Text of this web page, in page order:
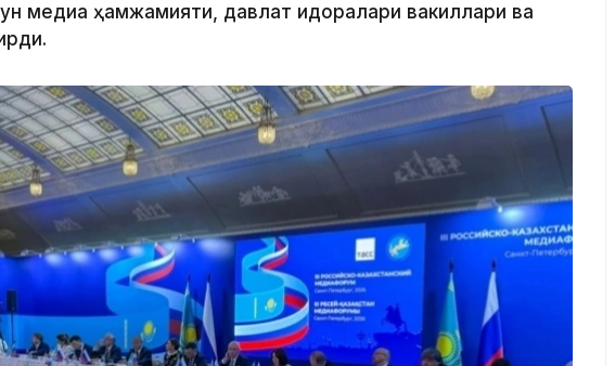
медиа ҳамжамияти, давлат идоралари вакиллари ва